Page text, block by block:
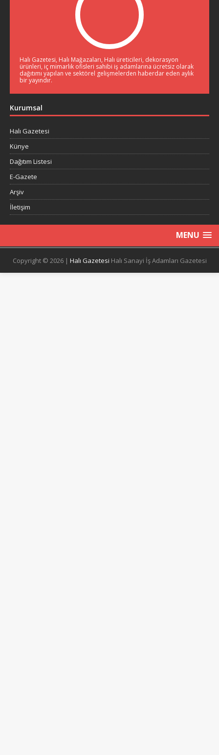
Halı Gazetesi, Halı Mağazaları, Halı üreticileri, dekorasyon
ürünleri, iç mimarlık ofisleri sahibi iş adamlarına ücretsiz olarak
dağıtımı yapılan ve sektörel gelişmelerden haberdar eden aylık
bir yayındır.
Kurumsal
Halı Gazetesi
Künye
Dağıtım Listesi
E-Gazete
Arşiv
İletişim
MENU
Copyright © 2026 | Halı Gazetesi Halı Sanayi İş Adamları Gazetesi